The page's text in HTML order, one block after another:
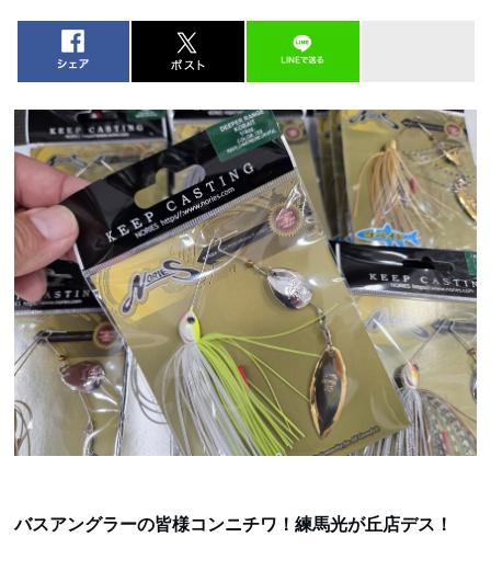
バスアングラーの皆様コンニチワ！練馬光が丘店デス！